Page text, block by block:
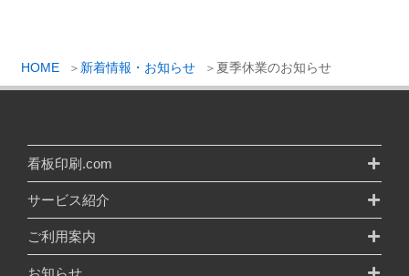
HOME 新着情報・お知らせ 夏季休業のお知らせ
看板印刷.com
サービス紹介
ご利用案内
お知らせ